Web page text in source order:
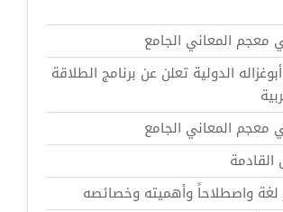
المعاني الجامع
الدولية تعلن عن برنامج الطلاقة
المعاني الجامع
القادمة
واصطلاحاً وأهميته وخصائصه